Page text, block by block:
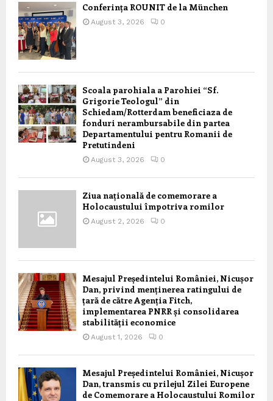
Conferința ROUNIT de la München
August 3, 2026 0
Scoala parohiala a Parohiei “Sf.
Grigorie Teologul” din
Schiedam/Rotterdam beneficiaza de
fonduri nerambursabile din partea
Departamentului pentru Romanii de
Pretutindeni
August 3, 2026 0
Ziua națională de comemorare a
Holocaustului împotriva romilor
August 2, 2026 0
Mesajul Președintelui României, Nicușor
Dan, privind menținerea ratingului de
țară de către Agenția Fitch,
implementarea PNRR și consolidarea
stabilității economice
August 1, 2026 0
Mesajul Președintelui României, Nicușor
Dan, transmis cu prilejul Zilei Europene
de Comemorare a Holocaustului Romilor